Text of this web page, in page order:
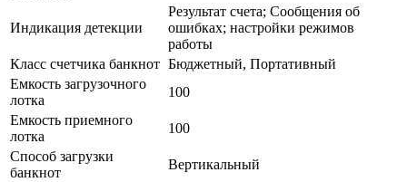
Индикация детекции
Результат счета; Сообщения об
ошибках; настройки режимов
работы
Класс счетчика банкнот Бюджетный, Портативный
Емкость загрузочного
лотка
100
Емкость приемного
лотка
100
Способ загрузки
банкнот
Вертикальный